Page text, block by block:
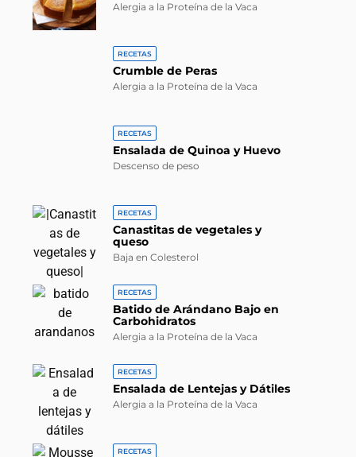
Alergia a la Proteína de la Vaca
RECETAS
Crumble de Peras
Alergia a la Proteína de la Vaca
RECETAS
Ensalada de Quinoa y Huevo
Descenso de peso
RECETAS
Canastitas de vegetales y
queso
Baja en Colesterol
RECETAS
Batido de Arándano Bajo en
Carbohidratos
Alergia a la Proteína de la Vaca
RECETAS
Ensalada de Lentejas y Dátiles
Alergia a la Proteína de la Vaca
RECETAS